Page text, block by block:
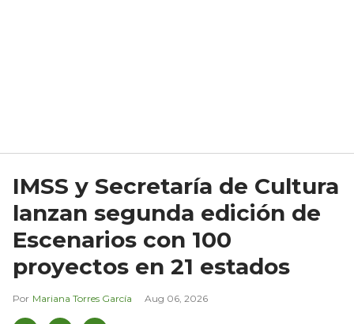
IMSS y Secretaría de Cultura
lanzan segunda edición de
Escenarios con 100
proyectos en 21 estados
Mariana Torres García Aug 06, 2026